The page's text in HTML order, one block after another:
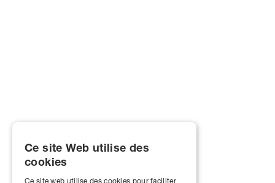
Ce site Web utilise des
cookies
Ce site web utilise des cookies pour faciliter